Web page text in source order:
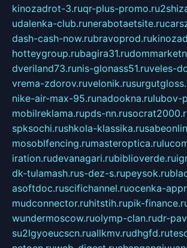
kinozadrot-3.ruqr-plus-promo.ru
udalenka-club.runerabotaetsite.ru
dash-cash-now.rubravoprod.ru
hotteygroup.rubagira31.ru
dveriland73.runis-glonass51.ruveles-
vrema-zdorov.ruvelonik.ru
nike-air-max-95.runadookna.rulubov-
mobilreklama.rupds-nn.ru
spksochi.rushkola-klassika.ru
mosoblfencing.rumasteroptica.ru
iration.rudevanagari.rubiblioverde.ru
dk-tulamash.rus-dez-s.rupeysok.ru
asoftdoc.ruscifichannel.ruocenka-
mudconnector.ruhitstih.rupik-
wundermoscow.ruolymp-clan.rudr-
su2lgyoeucscn.ruallkmv.rudhgfd.ru